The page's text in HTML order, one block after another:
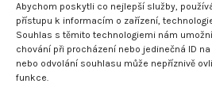
Abychom poskytli co nejlepší služby,
přístupu k informacím o zařízení,
Souhlas s těmito technologiemi nám
chování při procházení nebo jedinečná ID
nebo odvolání souhlasu může nepříznivě
funkce.
ODKAZY